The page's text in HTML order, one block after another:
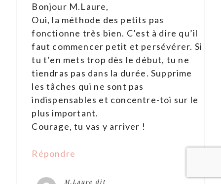
Bonjour M.Laure,
Oui, la méthode des petits pas
fonctionne très bien. C’est à dire qu’il
faut commencer petit et persévérer. Si
tu t’en mets trop dès le début, tu ne
tiendras pas dans la durée. Supprime
les tâches qui ne sont pas
indispensables et concentre-toi sur le
plus important.
Courage, tu vas y arriver !
Répondre
M.Laure dit